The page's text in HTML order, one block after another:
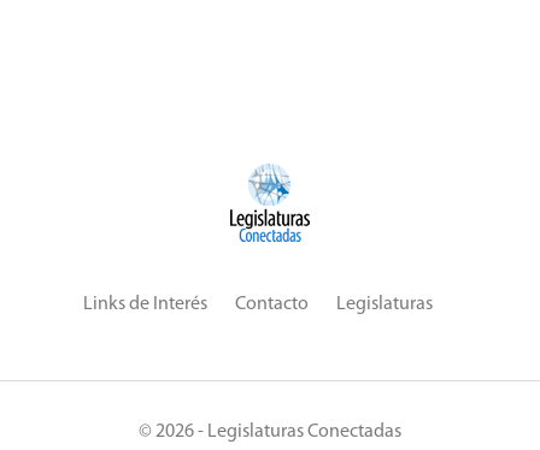
"se suma a este proceso de lucha". En este escenario, el
secretario del Concejo Indígena del DF, Tiago Kirixi, abogó por
políticas públicas que permitan la permanencia de los
adaptación de los indígenas, muchos de los cuales vienen
Links de Interés Contacto Legislaturas
© 2026 - Legislaturas Conectadas